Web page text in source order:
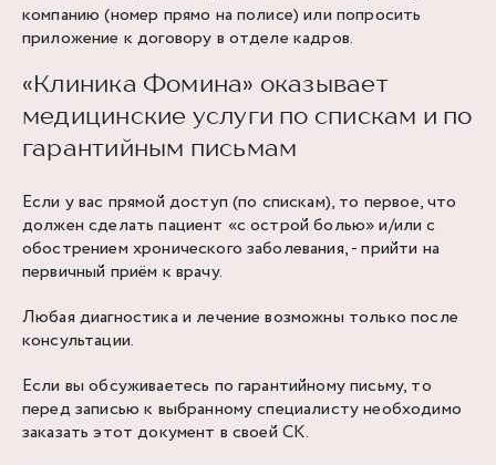
компанию (номер прямо на полисе) или попросить
приложение к договору в отделе кадров.
«Клиника Фомина» оказывает
медицинские услуги по спискам и по
гарантийным письмам
Если у вас прямой доступ (по спискам), то первое, что
должен сделать пациент «с острой болью» и/или с
обострением хронического заболевания, - прийти на
первичный приём к врачу.
Любая диагностика и лечение возможны только после
консультации.
Если вы обсуживаетесь по гарантийному письму, то
перед записью к выбранному специалисту необходимо
заказать этот документ в своей СК.